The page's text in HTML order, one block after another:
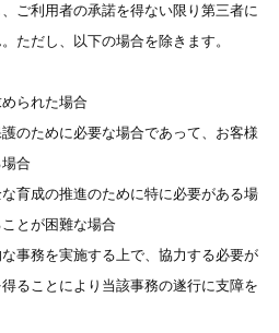
ご利用者の承諾を得ない限り第三者に
ただし、以下の場合を除きます。
られた場合
のために必要な場合であって、お客様
合
育成の推進のために特に必要がある場
とが困難な場合
事務を実施する上で、協力する必要が
ることにより当該事務の遂行に支障を